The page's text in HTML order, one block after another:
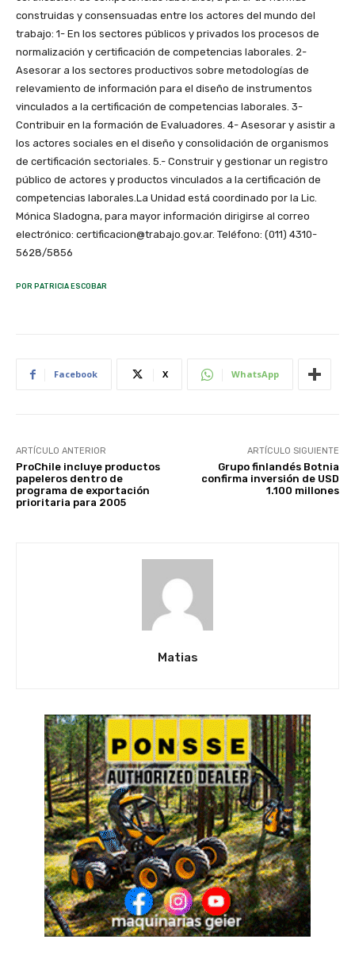
POR PATRICIA ESCOBAR
Facebook X WhatsApp
ARTÍCULO ANTERIOR
ProChile incluye productos
papeleros dentro de
programa de exportación
prioritaria para 2005
ARTÍCULO SIGUIENTE
Grupo finlandés Botnia
confirma inversión de USD
1.100 millones
Matias